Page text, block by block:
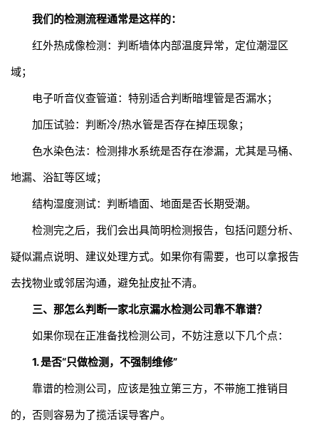
我们的检测流程通常是这样的：
红外热成像检测：判断墙体内部温度异常，定位潮湿区
域；
电子听音仪查管道：特别适合判断暗埋管是否漏水；
加压试验：判断冷/热水管是否存在掉压现象；
色水染色法：检测排水系统是否存在渗漏，尤其是马桶、
地漏、浴缸等区域；
结构湿度测试：判断墙面、地面是否长期受潮。
检测完之后，我们会出具简明检测报告，包括问题分析、
疑似漏点说明、建议处理方式。如果你有需要，也可以拿报告
去找物业或邻居沟通，避免扯皮扯不清。
三、那怎么判断一家北京漏水检测公司靠不靠谱？
如果你现在正准备找检测公司，不妨注意以下几个点：
1. 是否“只做检测，不强制维修”
靠谱的检测公司，应该是独立第三方，不带施工推销目
的，否则容易为了揽活误导客户。